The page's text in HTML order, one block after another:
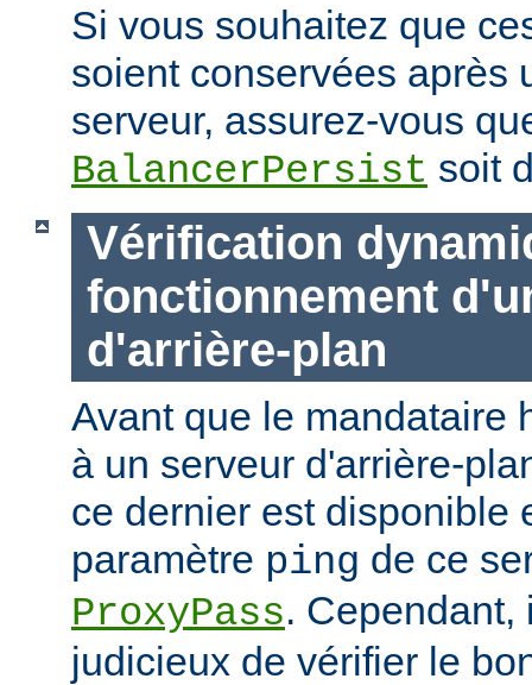
Si vous souhaitez que
soient conservées après
serveur, assurez-vous
BalancerPersist soit
Vérification
fonctionnement
d'arrière-plan
Avant que le mandataire
à un serveur d'arrière-
ce dernier est disponible
paramètre ping de ce
ProxyPass. Cependant,
judicieux de vérifier le